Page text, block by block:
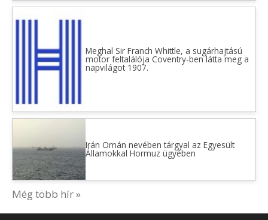
Meghal Sir Franch Whittle, a sugárhajtású
motor feltalálója Coventry-ben látta meg a
napvilágot 1907.
Irán Omán nevében tárgyal az Egyesült
Államokkal Hormuz ügyében
Még több hír »